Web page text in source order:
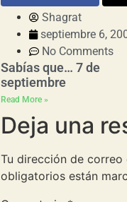
Shagrat
septiembre 6,
No Comments
Sabías que… 7 de
septiembre
Read More »
Deja una
Tu dirección de
obligatorios están